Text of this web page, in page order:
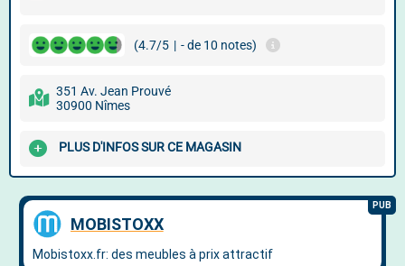
(4.7/5 | - de 10 notes)
351 Av. Jean Prouvé
30900 Nîmes
PLUS D'INFOS SUR CE MAGASIN